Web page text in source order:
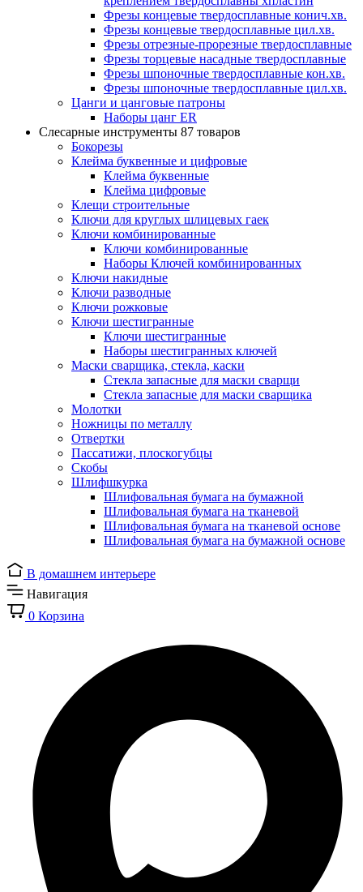
Фрезы концевые твердосплавные конич.хв.
Фрезы концевые твердосплавные цил.хв.
Фрезы отрезные-прорезные твердосплавные
Фрезы торцевые насадные твердосплавные
Фрезы шпоночные твердосплавные кон.хв.
Фрезы шпоночные твердосплавные цил.хв.
Цанги и цанговые патроны
Наборы цанг ER
Слесарные инструменты 87 товаров
Бокорезы
Клейма буквенные и цифровые
Клейма буквенные
Клейма цифровые
Клещи строительные
Ключи для круглых шлицевых гаек
Ключи комбинированные
Ключи комбинированные
Наборы Ключей комбинированных
Ключи накидные
Ключи разводные
Ключи рожковые
Ключи шестигранные
Ключи шестигранные
Наборы шестигранных ключей
Маски сварщика, стекла, каски
Стекла запасные для маски сварщи
Стекла запасные для маски сварщика
Молотки
Ножницы по металлу
Отвертки
Пассатижи, плоскогубцы
Скобы
Шлифшкурка
Шлифовальная бумага на бумажной
Шлифовальная бумага на тканевой
Шлифовальная бумага на тканевой основе
Шлифовальная бумага на бумажной основе
В домашнем интерьере
Навигация
0 Корзина